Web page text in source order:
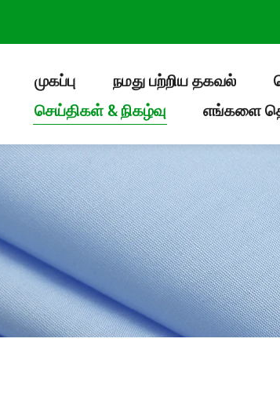
முகப்பு நமது பற்றிய தகவல்
செய்திகள் & நிகழ்வு
எங்களை